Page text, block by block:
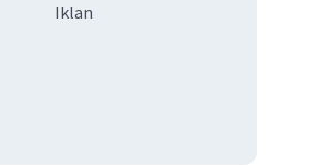
Iklan